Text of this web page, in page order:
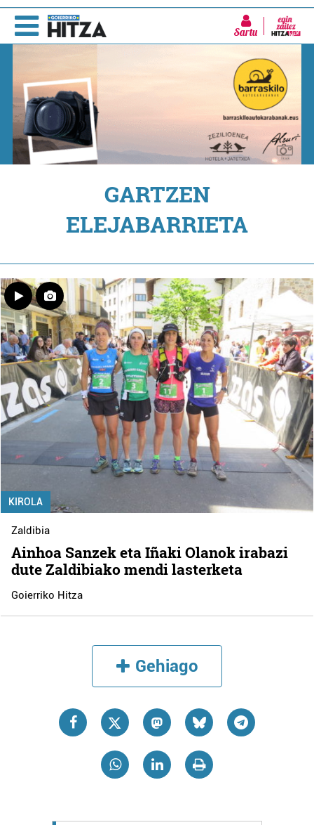
Sartu
GARTZEN
ELEJABARRIETA
KIROLA
Zaldibia
Ainhoa Sanzek eta Iñaki Olanok irabazi
dute Zaldibiako mendi lasterketa
Goierriko Hitza
Gehiago